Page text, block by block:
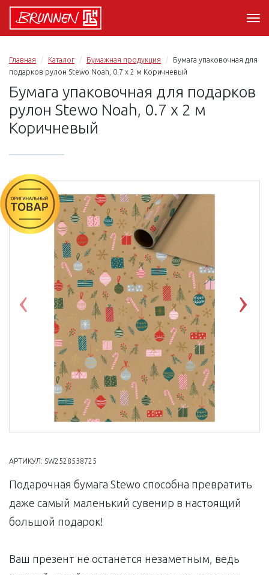
Главная Каталог Бумажная продукция
Бумага упаковочная для
подарков рулон Stewo Noah, 0.7 x 2 м Коричневый
Бумага упаковочная для подарков
рулон Stewo Noah, 0.7 x 2 м
Коричневый
Previous
АРТИКУЛ: SW2528538725
Подарочная бумага Stewo способна превратить
даже самый маленький сувенир в настоящий
большой подарок!
Ваш презент не останется незаметным, ведь